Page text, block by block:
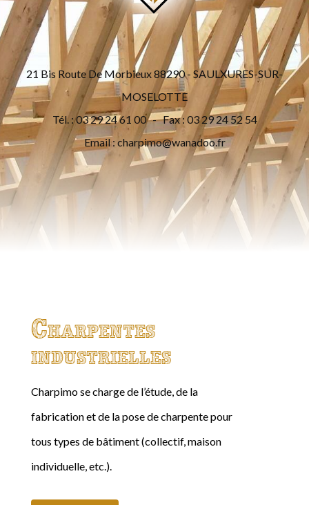
21 Bis Route De Morbieux 88290 - SAULXURES-SUR-
MOSELOTTE
Tél. : 03 29 24 61 00 - Fax : 03 29 24 52 54
Email : charpimo@wanadoo.fr
Charpentes
industrielles
Charpimo se charge de l’étude, de la
fabrication et de la pose de charpente pour
tous types de bâtiment (collectif, maison
individuelle, etc.).